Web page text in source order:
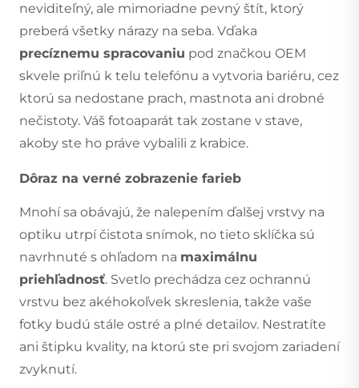
neviditeľný, ale mimoriadne pevný štít, ktorý
preberá všetky nárazy na seba. Vďaka
precíznemu spracovaniu pod značkou OEM
skvele priľnú k telu telefónu a vytvoria bariéru, cez
ktorú sa nedostane prach, mastnota ani drobné
nečistoty. Váš fotoaparát tak zostane v stave,
akoby ste ho práve vybalili z krabice.
Dôraz na verné zobrazenie farieb
Mnohí sa obávajú, že nalepením ďalšej vrstvy na
optiku utrpí čistota snímok, no tieto sklíčka sú
navrhnuté s ohľadom na maximálnu
priehľadnosť. Svetlo prechádza cez ochrannú
vrstvu bez akéhokoľvek skreslenia, takže vaše
fotky budú stále ostré a plné detailov. Nestratíte
ani štipku kvality, na ktorú ste pri svojom zariadení
zvyknutí.